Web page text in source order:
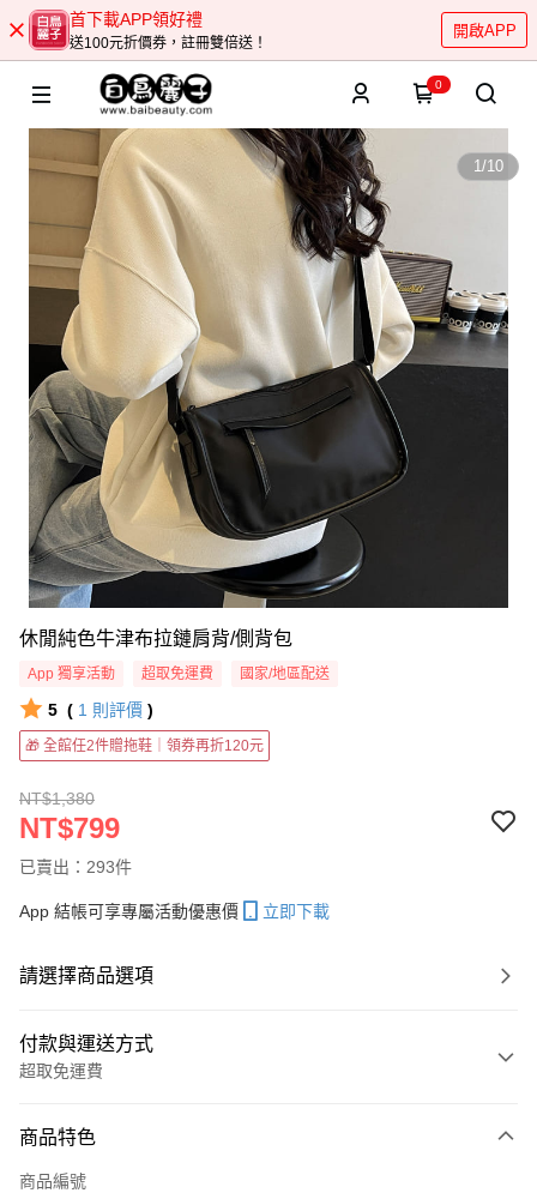
首下載APP領好禮
送100元折價券，註冊雙倍送！
開啟APP
0
1/10
休閒純色牛津布拉鏈肩背/側背包
App 獨享活動 超取免運費 國家/地區配送
5 ( 1 則評價 )
🎁 全館任2件贈拖鞋｜領券再折120元
NT$1,380
NT$799
已賣出：293件
App 結帳可享專屬活動優惠價 立即下載
請選擇商品選項
付款與運送方式
超取免運費
信用卡一次付款
商品特色
商品編號